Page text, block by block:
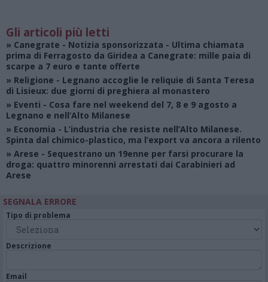
Gli articoli più letti
» Canegrate - Notizia sponsorizzata - Ultima chiamata
prima di Ferragosto da Giridea a Canegrate: mille paia di
scarpe a 7 euro e tante offerte
» Religione - Legnano accoglie le reliquie di Santa Teresa
di Lisieux: due giorni di preghiera al monastero
» Eventi - Cosa fare nel weekend del 7, 8 e 9 agosto a
Legnano e nell’Alto Milanese
» Economia - L’industria che resiste nell’Alto Milanese.
Spinta dal chimico-plastico, ma l’export va ancora a rilento
» Arese - Sequestrano un 19enne per farsi procurare la
droga: quattro minorenni arrestati dai Carabinieri ad
Arese
SEGNALA ERRORE
Tipo di problema
Descrizione
Email